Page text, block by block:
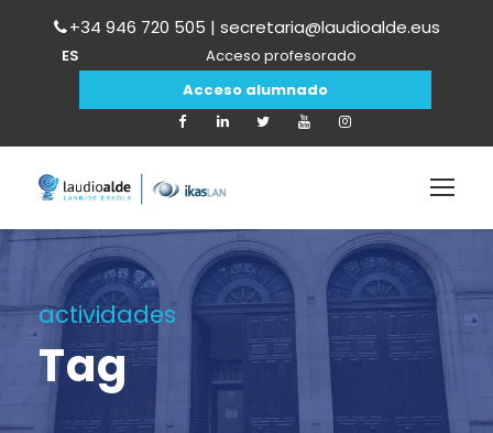
+34 946 720 505 | secretaria@laudioalde.eus
ES
Acceso profesorado
Acceso alumnado
actividades
Tag